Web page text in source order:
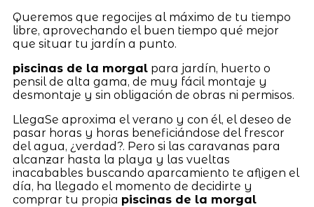
Queremos que regocijes al máximo de tu tiempo
libre, aprovechando el buen tiempo qué mejor
que situar tu jardín a punto.
piscinas de la morgalpara jardín, huerto o
pensil de alta gama, de muy fácil montaje y
desmontaje y sin obligación de obras ni permisos.
LlegaSe aproxima el verano y con él, el deseo de
pasar horas y horas beneficiándose del frescor
del agua, ¿verdad?. Pero si las caravanas para
alcanzar hasta la playa y las vueltas
inacabables buscando aparcamiento te afligen el
día, ha llegado el momento de decidirte y
comprar tu propia piscinas de la morgal